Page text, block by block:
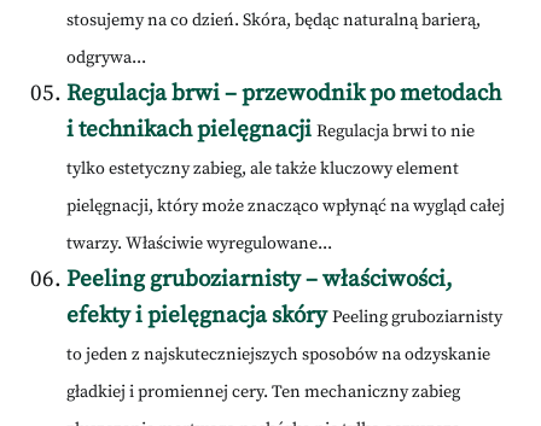
stosujemy na co dzień. Skóra, będąc naturalną barierą,
odgrywa...
Regulacja brwi – przewodnik po metodach
i technikach pielęgnacji Regulacja brwi to nie
tylko estetyczny zabieg, ale także kluczowy element
pielęgnacji, który może znacząco wpłynąć na wygląd całej
twarzy. Właściwie wyregulowane...
Peeling gruboziarnisty – właściwości,
efekty i pielęgnacja skóry Peeling gruboziarnisty
to jeden z najskuteczniejszych sposobów na odzyskanie
gładkiej i promiennej cery. Ten mechaniczny zabieg